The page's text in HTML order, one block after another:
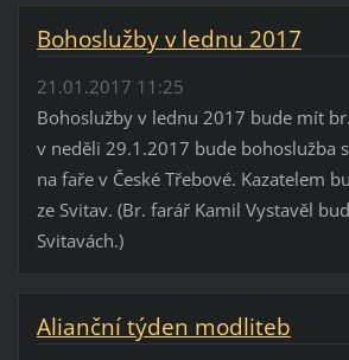
Bohoslužby v lednu 2017
21.01.2017 11:25
Bohoslužby v lednu 2017 bude mít
v neděli 29.1.2017 bude bohoslužba
na faře v České Třebové. Kazatelem
ze Svitav. (Br. farář Kamil Vystavěl
Svitavách.)
Alianční týden modliteb